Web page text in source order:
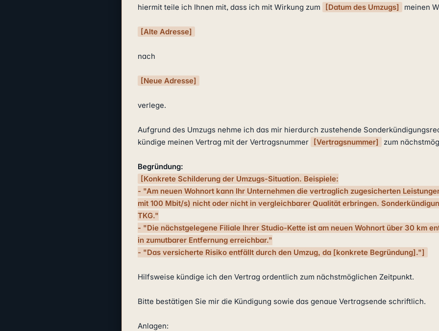
hiermit teile ich Ihnen mit, dass ich mit Wirkung zum [Datum des Umzugs] meinen
[Alte Adresse]
nach
[Neue Adresse]
verlege.
Aufgrund des Umzugs nehme ich das mir hierdurch zustehende
kündige meinen Vertrag mit der Vertragsnummer [Vertragsnummer] zum
Begründung:
[Konkrete Schilderung der Umzugs-Situation. Beispiele:
- "Am neuen Wohnort kann Ihr Unternehmen die vertraglich zugesicherten
mit 100 Mbit/s) nicht oder nicht in vergleichbarer Qualität erbringen.
TKG."
- "Die nächstgelegene Filiale Ihrer Studio-Kette ist am neuen Wohnort über 30 km
in zumutbarer Entfernung erreichbar."
- "Das versicherte Risiko entfällt durch den Umzug, da [konkrete Begründung]."]
Hilfsweise kündige ich den Vertrag ordentlich zum nächstmöglichen Zeitpunkt.
Bitte bestätigen Sie mir die Kündigung sowie das genaue Vertragsende schriftlich.
Anlagen: